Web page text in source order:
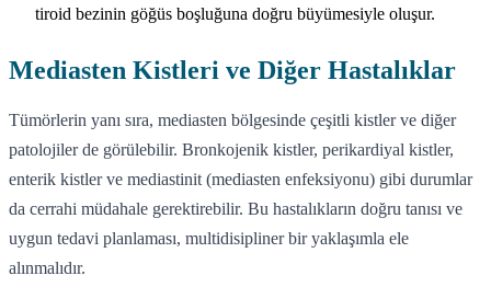
tiroid bezinin göğüs boşluğuna doğru büyümesiyle oluşur.
Mediasten Kistleri ve Diğer Hastalıklar
Tümörlerin yanı sıra, mediasten bölgesinde çeşitli kistler ve diğer
patolojiler de görülebilir. Bronkojenik kistler, perikardiyal kistler,
enterik kistler ve mediastinit (mediasten enfeksiyonu) gibi durumlar
da cerrahi müdahale gerektirebilir. Bu hastalıkların doğru tanısı ve
uygun tedavi planlaması, multidisipliner bir yaklaşımla ele
alınmalıdır.